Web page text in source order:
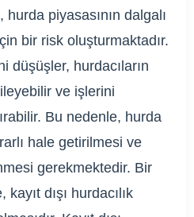
piyasasının dalgalı
bir risk oluşturmaktadır.
düşüşler, hurdacıların
ve işlerini
Bu nedenle, hurda
hale getirilmesi ve
gerekmektedir. Bir
dışı hurdacılık